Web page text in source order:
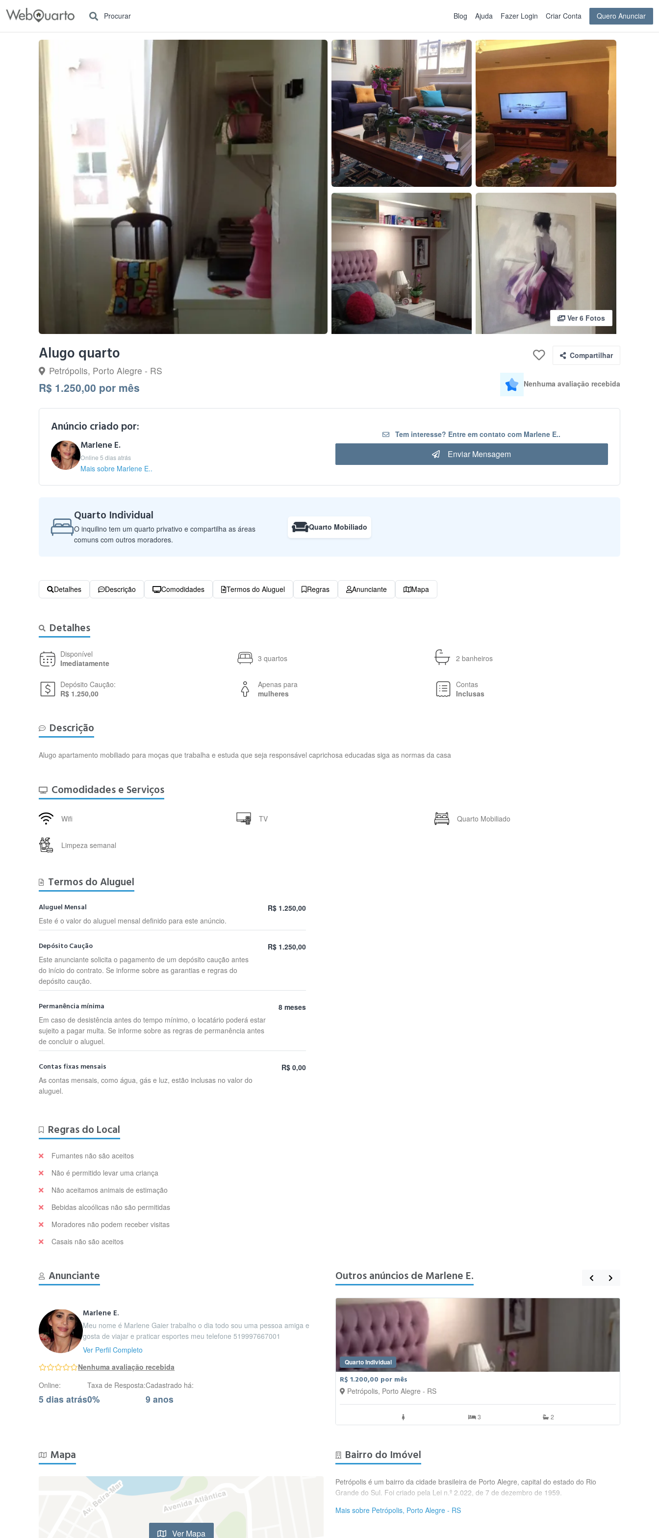
Procurar Blog Ajuda Fazer Login Criar Conta Quero Anunciar
Ver 6 Fotos
Alugo quarto
Petrópolis, Porto Alegre - RS
R$ 1.250,00 por mês
Compartilhar
Nenhuma avaliação recebida
Anúncio criado por:
Marlene E.
Online 5 dias atrás
Mais sobre Marlene E..
Tem interesse? Entre em contato com Marlene E..
Enviar Mensagem
Quarto Individual
O inquilino tem um quarto privativo e compartilha as áreas
comuns com outros moradores.
Quarto Mobiliado
Detalhes Descrição Comodidades Termos do Aluguel Regras Anunciante Mapa
Detalhes
Disponível
Imediatamente
3 quartos 2 banheiros
Depósito Caução:
R$ 1.250,00
Apenas para
mulheres
Contas
Inclusas
Descrição
Alugo apartamento mobiliado para moças que trabalha e estuda que seja responsável caprichosa educadas siga as normas da casa
Comodidades e Serviços
Wifi TV Quarto Mobiliado
Limpeza semanal
Termos do Aluguel
Aluguel Mensal
Este é o valor do aluguel mensal definido para este anúncio.
R$ 1.250,00
Depósito Caução
Este anunciante solicita o pagamento de um depósito caução antes
do início do contrato. Se informe sobre as garantias e regras do
depósito caução.
R$ 1.250,00
Permanência mínima
Em caso de desistência antes do tempo mínimo, o locatário poderá estar
sujeito a pagar multa. Se informe sobre as regras de permanência antes
de concluir o aluguel.
8 meses
Contas fixas mensais
As contas mensais, como água, gás e luz, estão inclusas no valor do
aluguel.
R$ 0,00
Regras do Local
Fumantes não são aceitos
Não é permitido levar uma criança
Não aceitamos animais de estimação
Bebidas alcoólicas não são permitidas
Moradores não podem receber visitas
Casais não são aceitos
Anunciante
Marlene E.
Meu nome é Marlene Gaier trabalho o dia todo sou uma pessoa amiga e
gosta de viajar e praticar esportes meu telefone 519997667001
Ver Perfil Completo
Nenhuma avaliação recebida
Online:
5 dias atrás
Taxa de Resposta:
0%
Cadastrado há:
9 anos
Outros anúncios de Marlene E.
Quarto Individual
R$ 1.200,00 por mês
Petrópolis, Porto Alegre - RS
3 2
Mapa
Ver Mapa
Bairro do Imóvel
Petrópolis é um bairro da cidade brasileira de Porto Alegre, capital do estado do Rio
Grande do Sul. Foi criado pela Lei n.º 2.022, de 7 de dezembro de 1959.
Mais sobre Petrópolis, Porto Alegre - RS